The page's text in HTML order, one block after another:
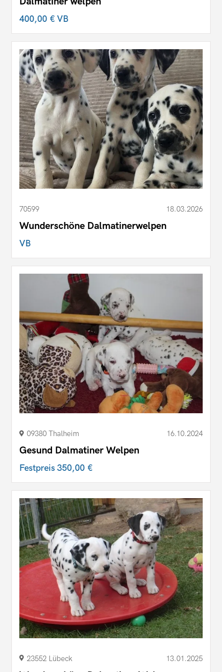
400,00 €VB
70599 18.03.2026
Wunderschöne Dalmatinerwelpen
VB
09380 Thalheim 16.10.2024
Gesund Dalmatiner Welpen
Festpreis350,00 €
23552 Lübeck 13.01.2025